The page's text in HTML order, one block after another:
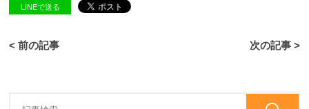
LINEで送る
< 前の記事 次の記事 >